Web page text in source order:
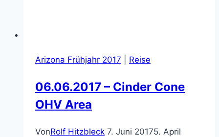
Arizona Frühjahr 2017 Reise
06.06.2017 – Cinder Cone
OHV Area
VonRolf Hitzbleck 7. Juni 20175. April